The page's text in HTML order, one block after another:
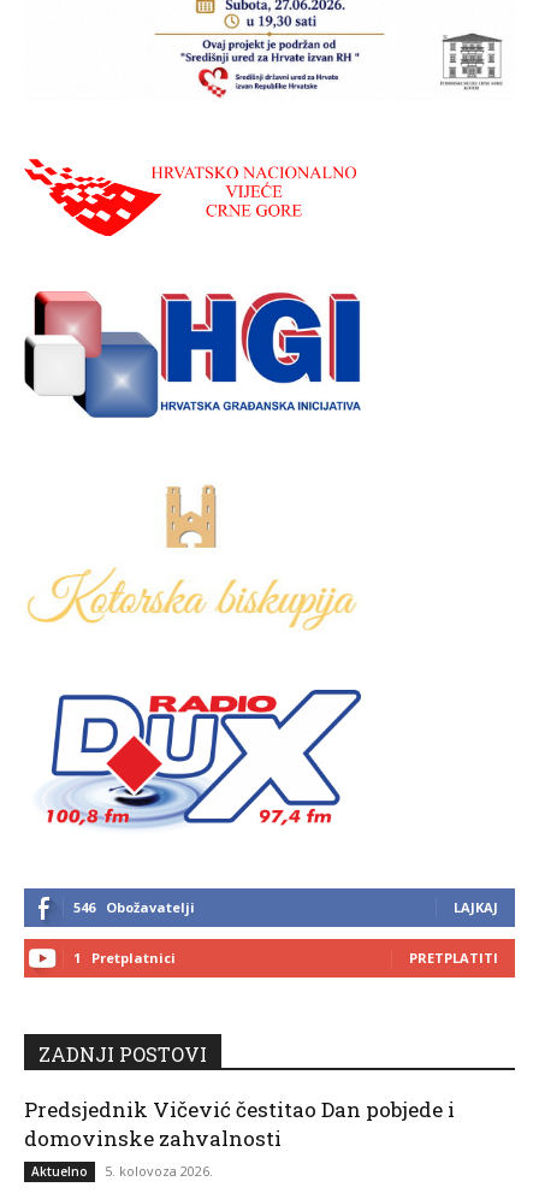
546 Obožavatelji LAJKAJ
1 Pretplatnici PRETPLATITI
ZADNJI POSTOVI
Predsjednik Vičević čestitao Dan pobjede i
domovinske zahvalnosti
Aktuelno 5. kolovoza 2026.